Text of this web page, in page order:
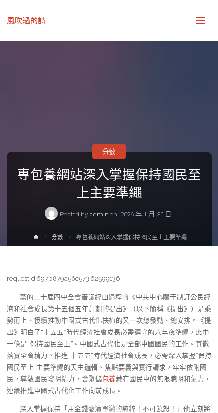
風吹過的詩
專包養網站深入掌握保持國民至
上主要準繩
Posted by admin on 2026 年 1 月 30 日
分數
Home分數 專包養網站深入掌握保持國民至上主要準繩
requestId:697b879a56c573.62599136.
黨的二十屆四中全會審議經由過程的《中共中心關于制訂公民經
濟和社會成長第十五個五年計劃的提出》（以下簡稱《提出》）是乘
勢而上、接續推動中國式古代化扶植的又一次總發動、總安排。《提
出》明白了“十五五”時代經濟社會成長必需遵守的六年夜準繩，此中
一條是“保持國民至上”。中國式古代化是全部中國國民的工作。貫徹
落實全會精力、推進“十五五”時代經濟社會成長，必需深入掌握“保持
國民至上”主要準繩的天生邏輯、焦點要義與實行請求，牢牢依附國
民，尊敬國民發明精力，會聚儲包養藏在國民中的無限聰明和氣力，
連續推進中國式古代化工作向前成長。
深入掌握保持「用金錢褻瀆單戀的純粹！不可饒恕！」他立刻將